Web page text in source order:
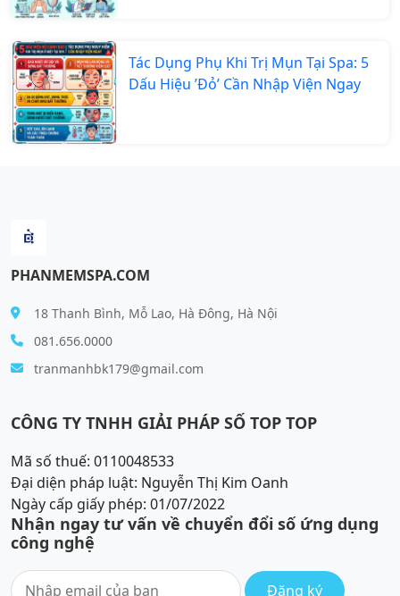
Tác Dụng Phụ Khi Trị Mụn Tại Spa: 5
Dấu Hiệu ’Đỏ’ Cần Nhập Viện Ngay
PHANMEMSPA.COM
18 Thanh Bình, Mỗ Lao, Hà Đông, Hà Nội
081.656.0000
tranmanhbk179@gmail.com
CÔNG TY TNHH GIẢI PHÁP SỐ TOP TOP
Mã số thuế: 0110048533
Đại diện pháp luật: Nguyễn Thị Kim Oanh
Ngày cấp giấy phép: 01/07/2022
Nhận ngay tư vấn về chuyển đổi số ứng dụng
công nghệ
Đăng ký